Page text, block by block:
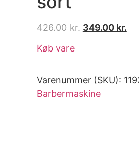
426.00kr. 349.00 kr.
Køb vare
Varenummer (SKU):
Barbermaskine